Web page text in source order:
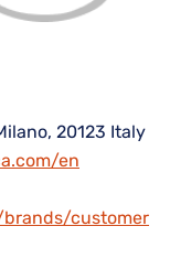
20123 Italy
en
customer